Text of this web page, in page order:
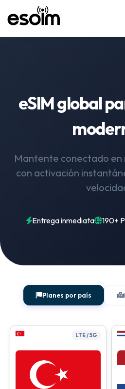
eSIM global
Mantente conectado en
con activación
Entrega inmediata 190+
Planes por país
LTE / 5G